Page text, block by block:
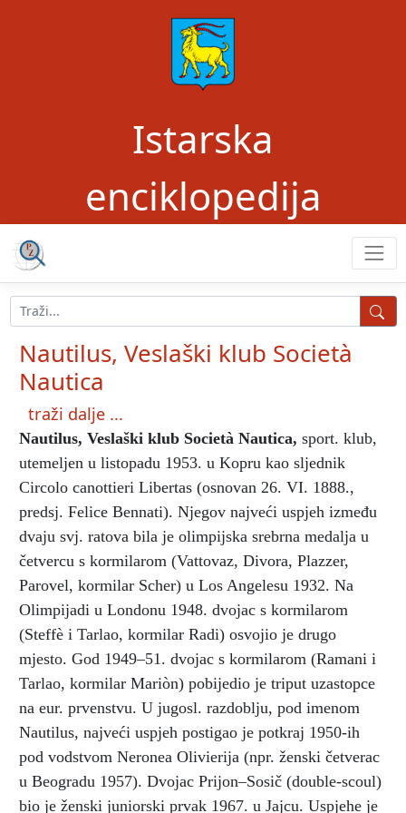
Istarska
enciklopedija
Nautilus, Veslaški klub Società
Nautica
traži dalje ...
Nautilus, Veslaški klub Società Nautica, sport. klub,
utemeljen u listopadu 1953. u Kopru kao sljednik
Circolo canottieri Libertas (osnovan 26. VI. 1888.,
predsj. Felice Bennati). Njegov najveći uspjeh između
dvaju svj. ratova bila je olimpijska srebrna medalja u
četvercu s kormilarom (Vattovaz, Divora, Plazzer,
Parovel, kormilar Scher) u Los Angelesu 1932. Na
Olimpijadi u Londonu 1948. dvojac s kormilarom
(Steffè i Tarlao, kormilar Radi) osvojio je drugo
mjesto. God 1949–51. dvojac s kormilarom (Ramani i
Tarlao, kormilar Mariòn) pobijedio je triput uzastopce
na eur. prvenstvu. U jugosl. razdoblju, pod imenom
Nautilus, najveći uspjeh postigao je potkraj 1950-ih
pod vodstvom Neronea Olivierija (npr. ženski četverac
u Beogradu 1957). Dvojac Prijon–Sosič (double-scoul)
bio je ženski juniorski prvak 1967. u Jajcu. Uspjehe je